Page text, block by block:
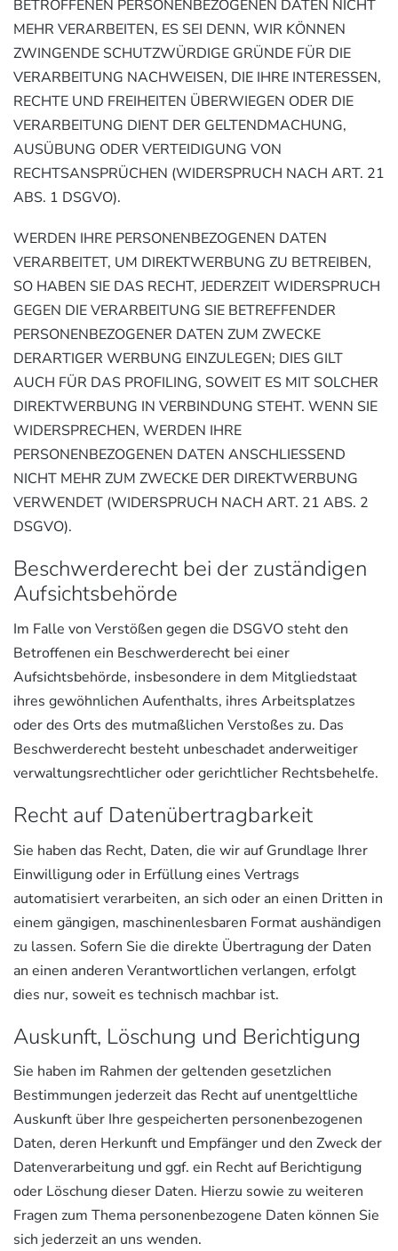
BETROFFENEN PERSONENBEZOGENEN DATEN NICHT
MEHR VERARBEITEN, ES SEI DENN, WIR KÖNNEN
ZWINGENDE SCHUTZWÜRDIGE GRÜNDE FÜR DIE
VERARBEITUNG NACHWEISEN, DIE IHRE INTERESSEN,
RECHTE UND FREIHEITEN ÜBERWIEGEN ODER DIE
VERARBEITUNG DIENT DER GELTENDMACHUNG,
AUSÜBUNG ODER VERTEIDIGUNG VON
RECHTSANSPRÜCHEN (WIDERSPRUCH NACH ART. 21
ABS. 1 DSGVO).
WERDEN IHRE PERSONENBEZOGENEN DATEN
VERARBEITET, UM DIREKTWERBUNG ZU BETREIBEN,
SO HABEN SIE DAS RECHT, JEDERZEIT WIDERSPRUCH
GEGEN DIE VERARBEITUNG SIE BETREFFENDER
PERSONENBEZOGENER DATEN ZUM ZWECKE
DERARTIGER WERBUNG EINZULEGEN; DIES GILT
AUCH FÜR DAS PROFILING, SOWEIT ES MIT SOLCHER
DIREKTWERBUNG IN VERBINDUNG STEHT. WENN SIE
WIDERSPRECHEN, WERDEN IHRE
PERSONENBEZOGENEN DATEN ANSCHLIESSEND
NICHT MEHR ZUM ZWECKE DER DIREKTWERBUNG
VERWENDET (WIDERSPRUCH NACH ART. 21 ABS. 2
DSGVO).
Beschwerde­recht bei der zuständigen
Aufsichts­behörde
Im Falle von Verstößen gegen die DSGVO steht den
Betroffenen ein Beschwerderecht bei einer
Aufsichtsbehörde, insbesondere in dem Mitgliedstaat
ihres gewöhnlichen Aufenthalts, ihres Arbeitsplatzes
oder des Orts des mutmaßlichen Verstoßes zu. Das
Beschwerderecht besteht unbeschadet anderweitiger
verwaltungsrechtlicher oder gerichtlicher Rechtsbehelfe.
Recht auf Daten­übertrag­barkeit
Sie haben das Recht, Daten, die wir auf Grundlage Ihrer
Einwilligung oder in Erfüllung eines Vertrags
automatisiert verarbeiten, an sich oder an einen Dritten in
einem gängigen, maschinenlesbaren Format aushändigen
zu lassen. Sofern Sie die direkte Übertragung der Daten
an einen anderen Verantwortlichen verlangen, erfolgt
dies nur, soweit es technisch machbar ist.
Auskunft, Löschung und Berichtigung
Sie haben im Rahmen der geltenden gesetzlichen
Bestimmungen jederzeit das Recht auf unentgeltliche
Auskunft über Ihre gespeicherten personenbezogenen
Daten, deren Herkunft und Empfänger und den Zweck der
Datenverarbeitung und ggf. ein Recht auf Berichtigung
oder Löschung dieser Daten. Hierzu sowie zu weiteren
Fragen zum Thema personenbezogene Daten können Sie
sich jederzeit an uns wenden.